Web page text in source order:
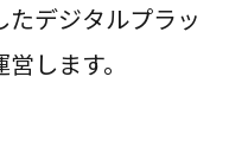
デジタルプラッ
します。